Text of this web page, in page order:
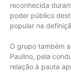
reconhecida
poder público
popular na
O grupo também
Paulino, pela
relação à pauta